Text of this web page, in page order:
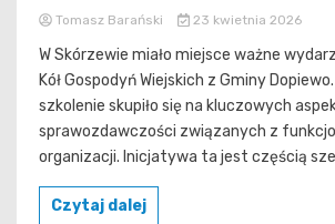
Tomasz Barański 23 kwietnia 2026
W Skórzewie miało miejsce ważne
Kół Gospodyń Wiejskich z Gminy
szkolenie skupiło się na kluczowych
sprawozdawczości związanych z
organizacji. Inicjatywa ta jest częścią
Czytaj dalej